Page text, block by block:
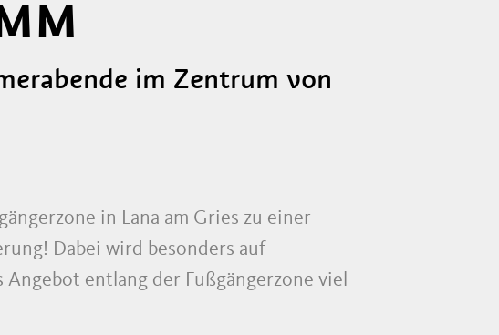
im Zentrum von
in Lana am Gries zu einer
Dabei wird besonders auf
entlang der Fußgängerzone viel